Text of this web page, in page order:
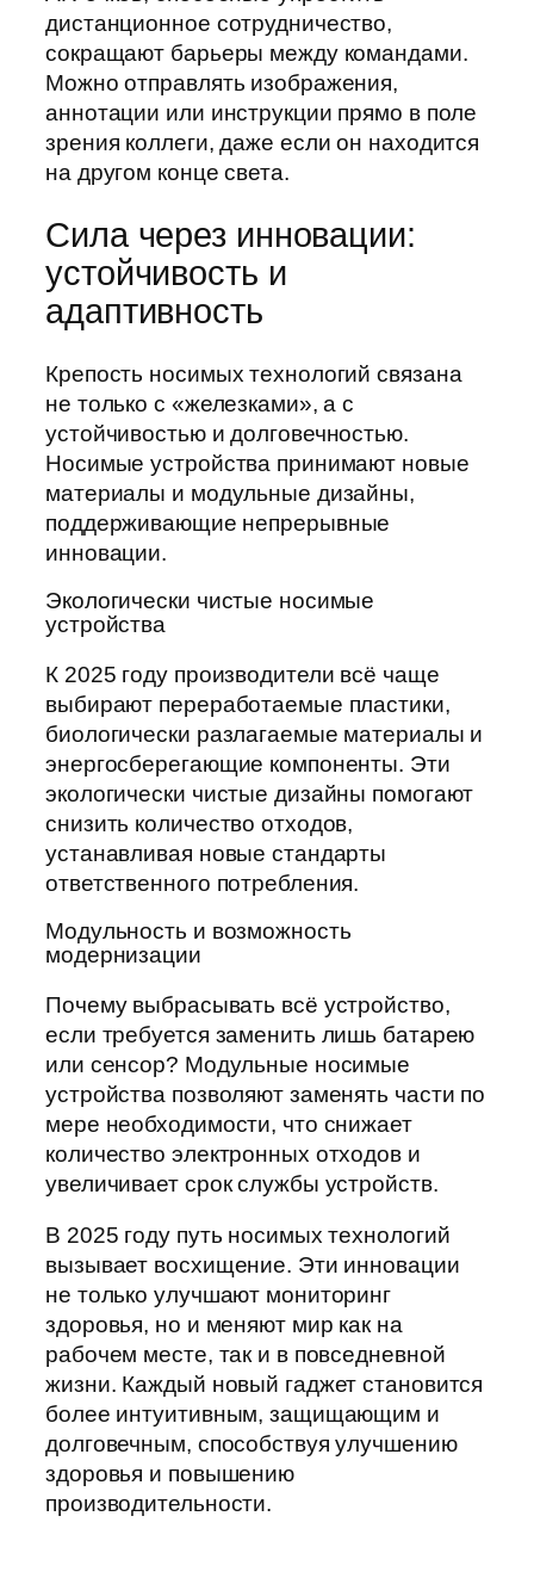
дистанционное сотрудничество,
сокращают барьеры между командами.
Можно отправлять изображения,
аннотации или инструкции прямо в поле
зрения коллеги, даже если он находится
на другом конце света.
Сила через инновации:
устойчивость и
адаптивность
Крепость носимых технологий связана
не только с «железками», а с
устойчивостью и долговечностью.
Носимые устройства принимают новые
материалы и модульные дизайны,
поддерживающие непрерывные
инновации.
Экологически чистые носимые
устройства
К 2025 году производители всё чаще
выбирают переработаемые пластики,
биологически разлагаемые материалы и
энергосберегающие компоненты. Эти
экологически чистые дизайны помогают
снизить количество отходов,
устанавливая новые стандарты
ответственного потребления.
Модульность и возможность
модернизации
Почему выбрасывать всё устройство,
если требуется заменить лишь батарею
или сенсор? Модульные носимые
устройства позволяют заменять части по
мере необходимости, что снижает
количество электронных отходов и
увеличивает срок службы устройств.
В 2025 году путь носимых технологий
вызывает восхищение. Эти инновации
не только улучшают мониторинг
здоровья, но и меняют мир как на
рабочем месте, так и в повседневной
жизни. Каждый новый гаджет становится
более интуитивным, защищающим и
долговечным, способствуя улучшению
здоровья и повышению
производительности.